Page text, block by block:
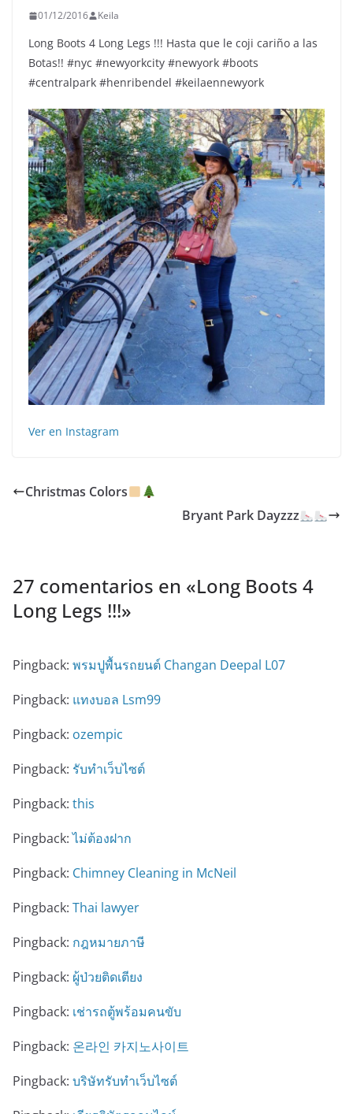
01/12/2016 Keila
Long Boots 4 Long Legs !!! Hasta que le coji cariño a las
Botas!! #nyc #newyorkcity #newyork #boots
#centralpark #henribendel #keilaennewyork
Ver en Instagram
Christmas Colors
Bryant Park Dayzzz
27 comentarios en «Long Boots 4
Long Legs !!!»
Pingback: พรมปูพื้นรถยนต์ Changan Deepal L07
Pingback: แทงบอล Lsm99
Pingback: ozempic
Pingback: รับทำเว็บไซต์
Pingback: this
Pingback:ไม่ต้องฝาก
Pingback: Chimney Cleaning in McNeil
Pingback: Thai lawyer
Pingback: กฎหมายภาษี
Pingback: ผู้ป่วยติดเตียง
Pingback: เช่ารถตู้พร้อมคนขับ
Pingback: 온라인 카지노사이트
Pingback: บริษัทรับทำเว็บไซต์